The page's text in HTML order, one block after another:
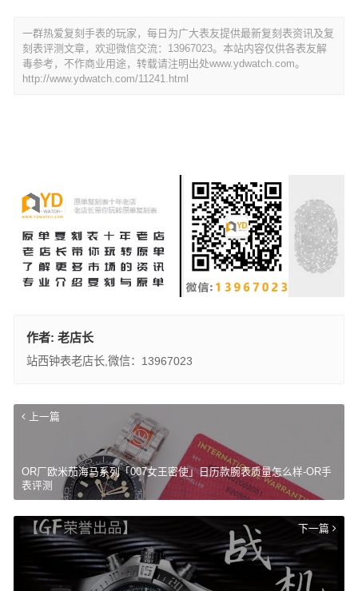
一群热爱复刻手表的玩家，每日为广大表友提供最新复刻表资讯及复
刻表评测文章，欢迎微信交流：13967023。本站内容仅供各表友解
毒参考，不作商业用途，转载请注明出处www.ydwatch.com。
http://www.ydwatch.com/11241.html
作者: 老店长
站西钟表老店长,微信：13967023
上一篇
OR厂欧米茄海马系列「007女王密使」日历款腕表质量怎么样-OR手
表评测
下一篇